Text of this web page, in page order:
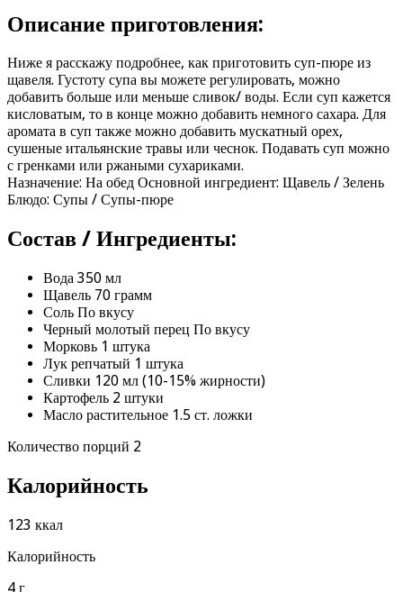
Описание приготовления:
Ниже я расскажу подробнее, как приготовить суп-пюре из
щавеля. Густоту супа вы можете регулировать, можно
добавить больше или меньше сливок/ воды. Если суп кажется
кисловатым, то в конце можно добавить немного сахара. Для
аромата в суп также можно добавить мускатный орех,
сушеные итальянские травы или чеснок. Подавать суп можно
с гренками или ржаными сухариками.
Назначение: На обед Основной ингредиент: Щавель / Зелень
Блюдо: Супы / Супы-пюре
Состав / Ингредиенты:
Вода 350 мл
Щавель 70 грамм
Соль По вкусу
Черный молотый перец По вкусу
Морковь 1 штука
Лук репчатый 1 штука
Сливки 120 мл (10-15% жирности)
Картофель 2 штуки
Масло растительное 1.5 ст. ложки
Количество порций 2
Калорийность
123 ккал
Калорийность
4 г